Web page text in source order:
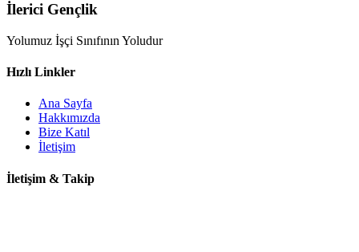
İlerici Gençlik
Yolumuz İşçi Sınıfının Yoludur
Hızlı Linkler
Ana Sayfa
Hakkımızda
Bize Katıl
İletişim
İletişim & Takip